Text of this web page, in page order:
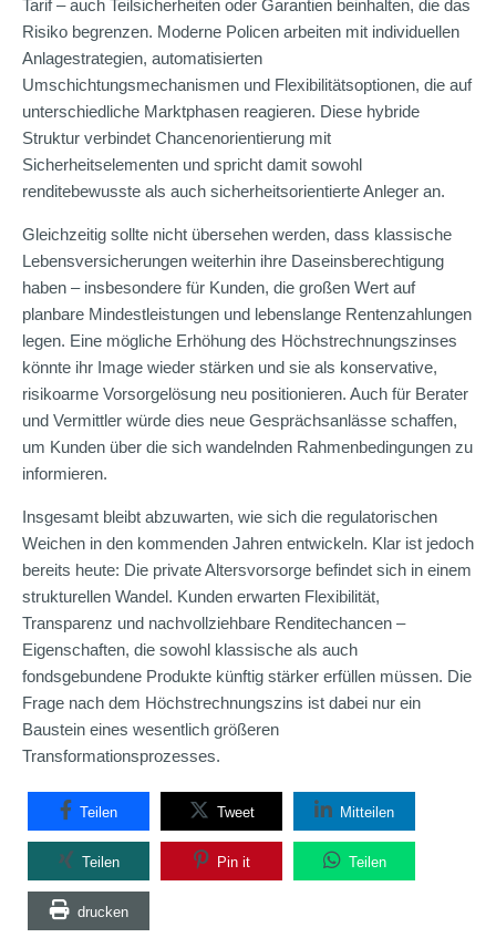
Tarif – auch Teilsicherheiten oder Garantien beinhalten, die das
Risiko begrenzen. Moderne Policen arbeiten mit individuellen
Anlagestrategien, automatisierten
Umschichtungsmechanismen und Flexibilitätsoptionen, die auf
unterschiedliche Marktphasen reagieren. Diese hybride
Struktur verbindet Chancenorientierung mit
Sicherheitselementen und spricht damit sowohl
renditebewusste als auch sicherheitsorientierte Anleger an.
Gleichzeitig sollte nicht übersehen werden, dass klassische
Lebensversicherungen weiterhin ihre Daseinsberechtigung
haben – insbesondere für Kunden, die großen Wert auf
planbare Mindestleistungen und lebenslange Rentenzahlungen
legen. Eine mögliche Erhöhung des Höchstrechnungszinses
könnte ihr Image wieder stärken und sie als konservative,
risikoarme Vorsorgelösung neu positionieren. Auch für Berater
und Vermittler würde dies neue Gesprächsanlässe schaffen,
um Kunden über die sich wandelnden Rahmenbedingungen zu
informieren.
Insgesamt bleibt abzuwarten, wie sich die regulatorischen
Weichen in den kommenden Jahren entwickeln. Klar ist jedoch
bereits heute: Die private Altersvorsorge befindet sich in einem
strukturellen Wandel. Kunden erwarten Flexibilität,
Transparenz und nachvollziehbare Renditechancen –
Eigenschaften, die sowohl klassische als auch
fondsgebundene Produkte künftig stärker erfüllen müssen. Die
Frage nach dem Höchstrechnungszins ist dabei nur ein
Baustein eines wesentlich größeren
Transformationsprozesses.
Teilen Tweet Mitteilen
Teilen Pin it Teilen
drucken